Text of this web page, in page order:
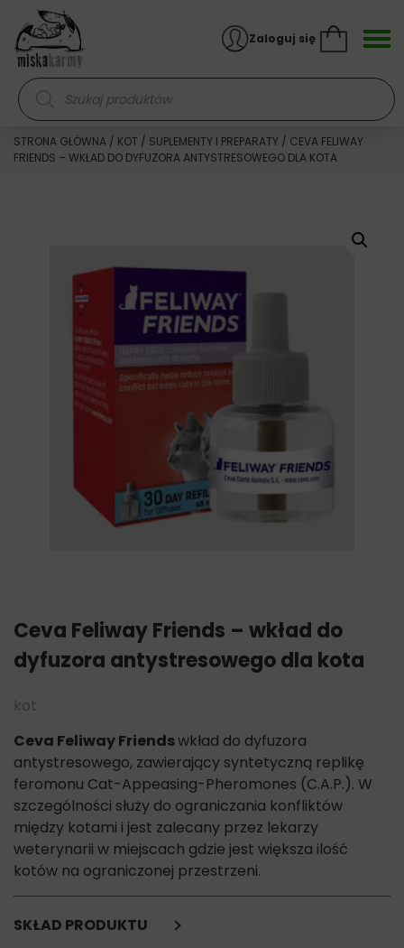
Skocz do treści
Wyszukiwarka produktów
Zaloguj się
STRONA GŁÓWNA / KOT / SUPLEMENTY I PREPARATY / CEVA FELIWAY
FRIENDS – WKŁAD DO DYFUZORA ANTYSTRESOWEGO DLA KOTA
Ceva Feliway Friends – wkład do
dyfuzora antystresowego dla kota
kot
Ceva Feliway Friendswkład do dyfuzora
antystresowego, zawierający syntetyczną replikę
feromonu Cat-Appeasing-Pheromones (C.A.P.). W
szczególności służy do ograniczania konfliktów
między kotami i jest zalecany przez lekarzy
weterynarii w miejscach gdzie jest większa ilość
kotów na ograniczonej przestrzeni.
SKŁAD PRODUKTU